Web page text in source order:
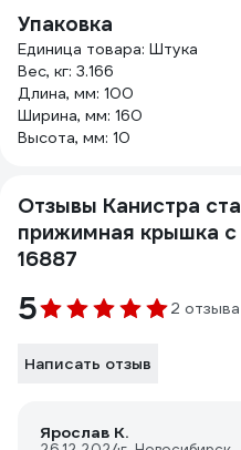
Упаковка
Единица товара: Штука
Вес, кг: 3.166
Длина, мм: 100
Ширина, мм: 160
Высота, мм: 10
Отзывы Канистра
прижимная крышка с
16887
5 2 отзыва
Написать отзыв
Ярослав К.